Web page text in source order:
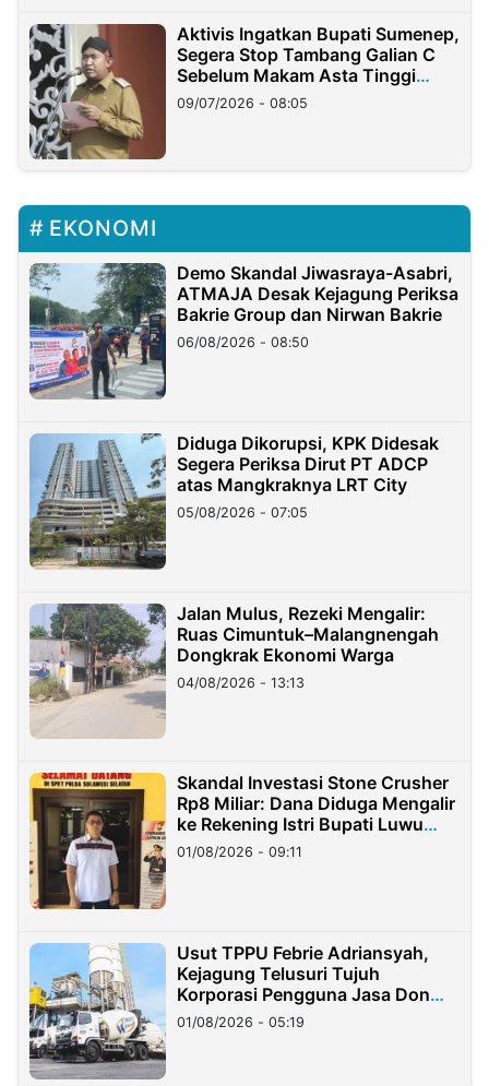
Aktivis Ingatkan Bupati Sumenep,
Segera Stop Tambang Galian C
Sebelum Makam Asta Tinggi
Longsor
09/07/2026 - 08:05
EKONOMI
Demo Skandal Jiwasraya-Asabri,
ATMAJA Desak Kejagung Periksa
Bakrie Group dan Nirwan Bakrie
06/08/2026 - 08:50
Diduga Dikorupsi, KPK Didesak
Segera Periksa Dirut PT ADCP
atas Mangkraknya LRT City
05/08/2026 - 07:05
Jalan Mulus, Rezeki Mengalir:
Ruas Cimuntuk–Malangnengah
Dongkrak Ekonomi Warga
04/08/2026 - 13:13
Skandal Investasi Stone Crusher
Rp8 Miliar: Dana Diduga Mengalir
ke Rekening Istri Bupati Luwu
Timur
01/08/2026 - 09:11
Usut TPPU Febrie Adriansyah,
Kejagung Telusuri Tujuh
Korporasi Pengguna Jasa Don
Ritto
01/08/2026 - 05:19